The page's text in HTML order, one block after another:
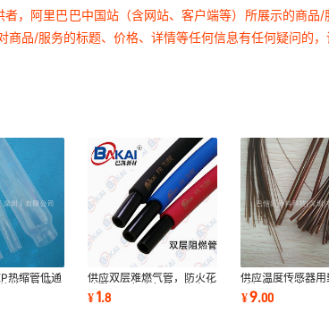
，阿里巴巴中国站（含网站、客户端等）所展示的商
品/服务的标题、价格、详情等任何信息有任何疑问的
热缩管低通
缩套管通讯
供应双层难燃气管，防火花
喷溅双层复合气管，汽车夹
具PU气动软管
¥1.8
供应温度传感器
毛细管，耐高温
无缝精密管
¥9.00